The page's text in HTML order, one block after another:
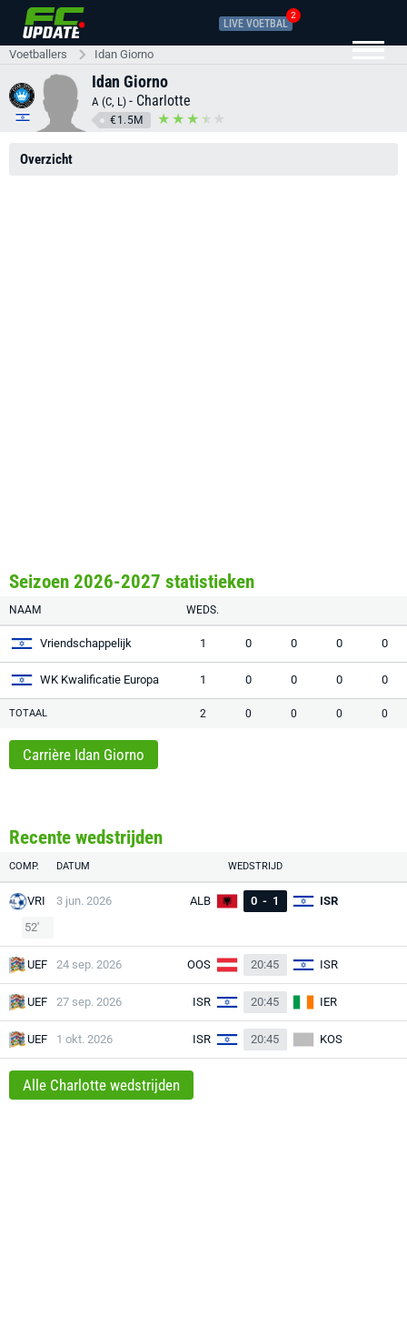
LIVE VOETBAL
2
Voetballers Idan Giorno
Idan Giorno
A (C, L) - Charlotte
€1.5M
Overzicht
Seizoen 2026-2027 statistieken
NAAM WEDS.
Vriendschappelijk 1 0 0 0 0
WK Kwalificatie Europa 1 0 0 0 0
TOTAAL 2 0 0 0 0
Carrière Idan Giorno
Recente wedstrijden
COMP. DATUM WEDSTRIJD
VRI 3 jun. 2026 ALB 0 - 1
ISR
52'
UEF 24 sep. 2026 OOS 20:45 ISR
UEF 27 sep. 2026 ISR 20:45 IER
UEF 1 okt. 2026 ISR 20:45 KOS
Alle Charlotte wedstrijden